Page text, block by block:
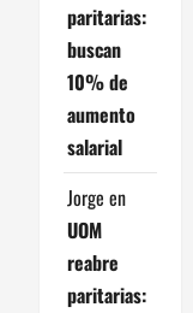
paritarias:
buscan
10% de
aumento
salarial
Jorge en
UOM
reabre
paritarias: